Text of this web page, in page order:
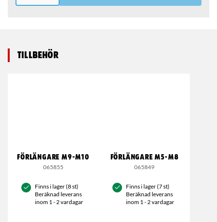
Tillbehör
FÖRLÄNGARE M9-M10
065855
Finns i lager (8 st)
Beräknad leverans
inom 1 - 2 vardagar
FÖRLÄNGARE M5-M8
065849
Finns i lager (7 st)
Beräknad leverans
inom 1 - 2 vardagar